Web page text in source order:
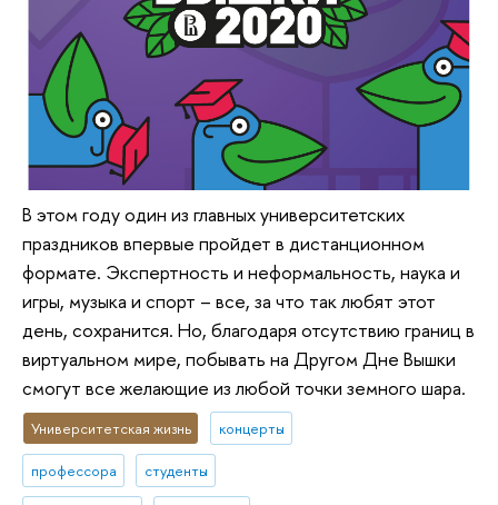
В этом году один из главных университетских
праздников впервые пройдет в дистанционном
формате. Экспертность и неформальность, наука и
игры, музыка и спорт – все, за что так любят этот
день, сохранится. Но, благодаря отсутствию границ в
виртуальном мире, побывать на Другом Дне Вышки
смогут все желающие из любой точки земного шара.
Университетская жизнь концерты
профессора студенты